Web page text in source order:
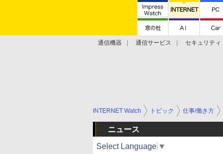
通信機器 通信サービス セキュリティ
INTERNET Watch トピック 仕事/働き方
ニュース
Select Language ▼